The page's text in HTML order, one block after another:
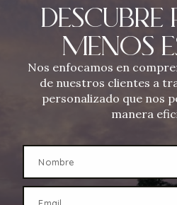
MENOS
Nos enfocamos en
de nuestros clientes a
personalizado que nos
manera